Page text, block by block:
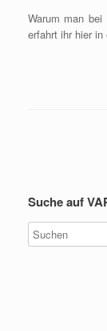
Warum man
erfahrt ihr hier
Suche auf